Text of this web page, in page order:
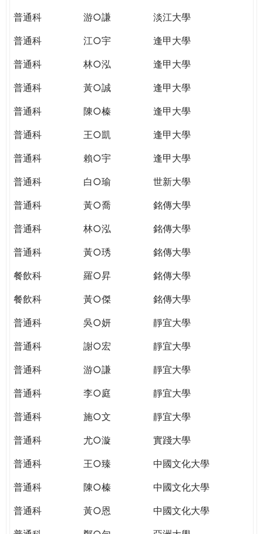
普通科
游○謙
淡江大學
普通科
江○宇
逢甲大學
普通科
林○泓
逢甲大學
普通科
黃○誠
逢甲大學
普通科
陳○榛
逢甲大學
普通科
王○凱
逢甲大學
普通科
賴○宇
逢甲大學
普通科
白○瑜
世新大學
普通科
黃○喬
銘傳大學
普通科
林○泓
銘傳大學
普通科
黃○琇
銘傳大學
餐飲科
羅○昇
銘傳大學
餐飲科
黃○傑
銘傳大學
普通科
吳○妍
靜宜大學
普通科
謝○宏
靜宜大學
普通科
游○謙
靜宜大學
普通科
李○庭
靜宜大學
普通科
施○文
靜宜大學
普通科
尤○漩
實踐大學
普通科
王○臻
中國文化大學
普通科
陳○榛
中國文化大學
普通科
黃○恩
中國文化大學